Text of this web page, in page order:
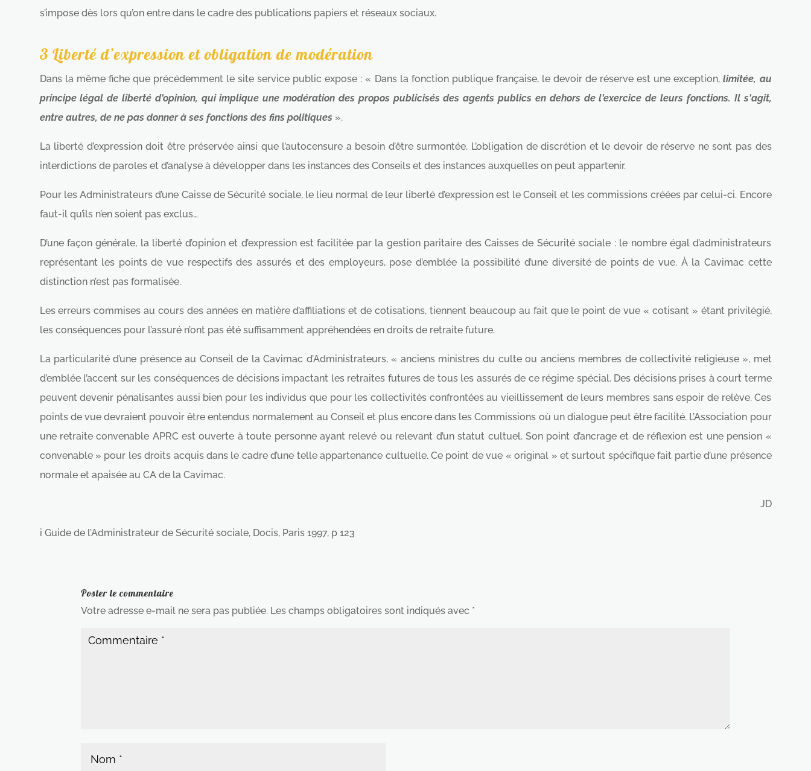
s’impose dès lors qu’on entre dans le cadre des publications papiers et réseaux sociaux.
3 Liberté d’expression et obligation de modération
Dans la même fiche que précédemment le site service public expose : « Dans la fonction publique française, le devoir de réserve est une exception,limitée, au
principe légal de liberté d'opinion, qui implique une modération des propos publicisés des agents publics en dehors de l'exercice de leurs fonctions. Il s'agit,
entre autres, de ne pas donner à ses fonctions des fins politiques ».
La liberté d’expression doit être préservée ainsi que l’autocensure a besoin d’être surmontée. L’obligation de discrétion et le devoir de réserve ne sont pas des
interdictions de paroles et d’analyse à développer dans les instances des Conseils et des instances auxquelles on peut appartenir.
Pour les Administrateurs d’une Caisse de Sécurité sociale, le lieu normal de leur liberté d’expression est le Conseil et les commissions créées par celui-ci. Encore
faut-il qu’ils n’en soient pas exclus…
D’une façon générale, la liberté d’opinion et d’expression est facilitée par la gestion paritaire des Caisses de Sécurité sociale : le nombre égal d’administrateurs
représentant les points de vue respectifs des assurés et des employeurs, pose d’emblée la possibilité d’une diversité de points de vue. À la Cavimac cette
distinction n’est pas formalisée.
Les erreurs commises au cours des années en matière d’affiliations et de cotisations, tiennent beaucoup au fait que le point de vue « cotisant » étant privilégié,
les conséquences pour l’assuré n’ont pas été suffisamment appréhendées en droits de retraite future.
La particularité d’une présence au Conseil de la Cavimac d’Administrateurs, « anciens ministres du culte ou anciens membres de collectivité religieuse », met
d’emblée l’accent sur les conséquences de décisions impactant les retraites futures de tous les assurés de ce régime spécial. Des décisions prises à court terme
peuvent devenir pénalisantes aussi bien pour les individus que pour les collectivités confrontées au vieillissement de leurs membres sans espoir de relève. Ces
points de vue devraient pouvoir être entendus normalement au Conseil et plus encore dans les Commissions où un dialogue peut être facilité. L’Association pour
une retraite convenable APRC est ouverte à toute personne ayant relevé ou relevant d’un statut cultuel. Son point d’ancrage et de réflexion est une pension «
convenable » pour les droits acquis dans le cadre d’une telle appartenance cultuelle. Ce point de vue « original » et surtout spécifique fait partie d’une présence
normale et apaisée au CA de la Cavimac.
JD
i Guide de l’Administrateur de Sécurité sociale, Docis, Paris 1997, p 123
Poster le commentaire
Votre adresse e-mail ne sera pas publiée. Les champs obligatoires sont indiqués avec *